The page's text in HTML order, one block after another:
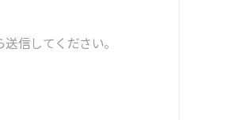
送信してください。